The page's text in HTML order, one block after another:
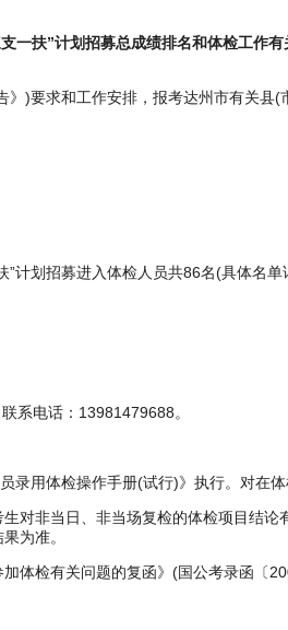
一扶”计划招募总成绩排名和体检工作
》)要求和工作安排，报考达州市有关县
计划招募进入体检人员共86名(具体名单
系电话：13981479688。
用体检操作手册(试行)》执行。对在
对非当日、非当场复检的体检项目结
为准。
体检有关问题的复函》(国公考录函